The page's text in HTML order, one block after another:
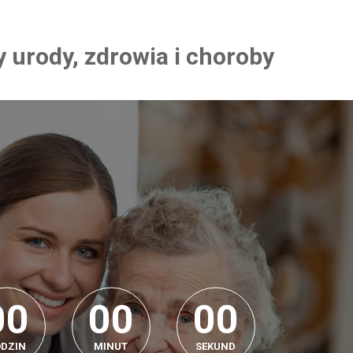
zdrowia i choroby
0
0
00
00
MINUT
00
00
SEKUND